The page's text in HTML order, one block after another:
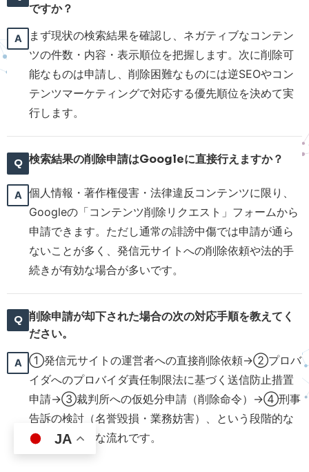
ですか？
まず現状の検索結果を確認し、ネガティブなコンテン
ツの件数・内容・表示順位を把握します。次に削除可
能なものは申請し、削除困難なものには逆SEOやコン
テンツマーケティングで対応する優先順位を決めて実
行します。
検索結果の削除申請はGoogleに直接行えますか？
個人情報・著作権侵害・法律違反コンテンツに限り、
Googleの「コンテンツ削除リクエスト」フォームから
申請できます。ただし通常の誹謗中傷では申請が通ら
ないことが多く、発信元サイトへの削除依頼や法的手
続きが有効な場合が多いです。
削除申請が却下された場合の次の対応手順を教えてく
ださい。
①発信元サイトの運営者への直接削除依頼→②プロバ
イダへのプロバイダ責任制限法に基づく送信防止措置
申請→③裁判所への仮処分申請（削除命令）→④刑事
告訴の検討（名誉毀損・業務妨害）、という段階的な
対応が基本的な流れです。
JA